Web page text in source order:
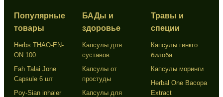
Популярные
товары
Herbs THAO-EN-
ON 100
Fah Talai Jone
Capsule 6 шт
Poy-Sian inhaler
БАДы и
здоровье
Капсулы для
суставов
Капсулы от
простуды
Капсулы для
Травы и
специи
Капсулы гинкго
билоба
Капсулы моринги
Herbal One Bacopa
Extract